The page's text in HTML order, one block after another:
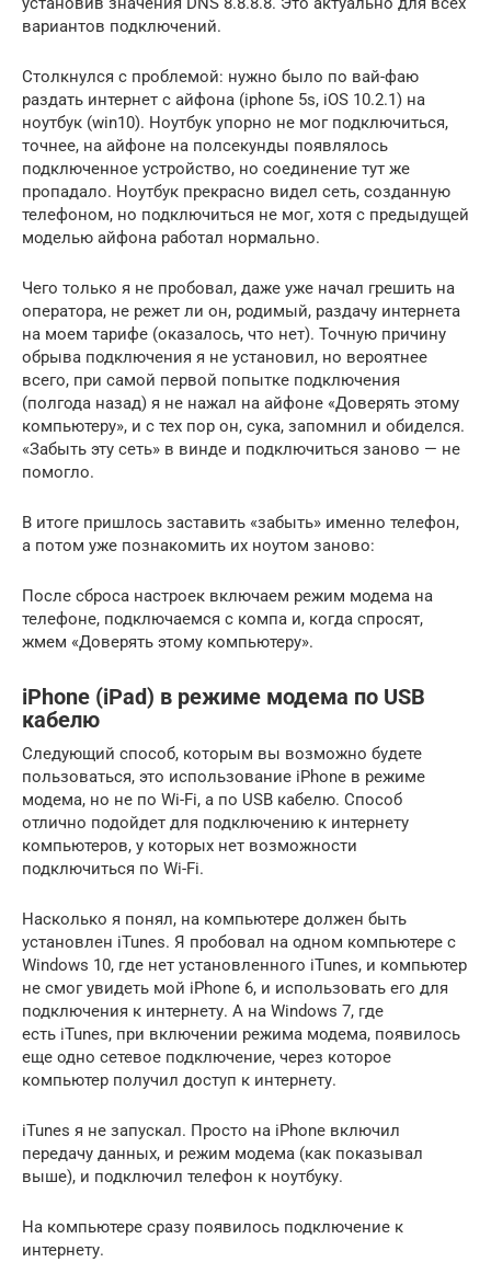
вариантов подключений.
Столкнулся с проблемой: нужно было по вай-фаю
раздать интернет с айфона (iphone 5s, iOS 10.2.1) на
ноутбук (win10). Ноутбук упорно не мог подключиться,
точнее, на айфоне на полсекунды появлялось
подключенное устройство, но соединение тут же
пропадало. Ноутбук прекрасно видел сеть, созданную
телефоном, но подключиться не мог, хотя с предыдущей
моделью айфона работал нормально.
Чего только я не пробовал, даже уже начал грешить на
оператора, не режет ли он, родимый, раздачу интернета
на моем тарифе (оказалось, что нет). Точную причину
обрыва подключения я не установил, но вероятнее
всего, при самой первой попытке подключения
(полгода назад) я не нажал на айфоне «Доверять этому
компьютеру», и с тех пор он, сука, запомнил и обиделся.
«Забыть эту сеть» в винде и подключиться заново — не
помогло.
В итоге пришлось заставить «забыть» именно телефон,
а потом уже познакомить их ноутом заново:
После сброса настроек включаем режим модема на
телефоне, подключаемся с компа и, когда спросят,
жмем «Доверять этому компьютеру».
iPhone (iPad) в режиме модема по USB
кабелю
Следующий способ, которым вы возможно будете
пользоваться, это использование iPhone в режиме
модема, но не по Wi-Fi, а по USB кабелю. Способ
отлично подойдет для подключению к интернету
компьютеров, у которых нет возможности
подключиться по Wi-Fi.
Насколько я понял, на компьютере должен быть
установлен iTunes. Я пробовал на одном компьютере с
Windows 10, где нет установленного iTunes, и компьютер
не смог увидеть мой iPhone 6, и использовать его для
подключения к интернету. А на Windows 7, где
есть iTunes, при включении режима модема, появилось
еще одно сетевое подключение, через которое
компьютер получил доступ к интернету.
iTunes я не запускал. Просто на iPhone включил
передачу данных, и режим модема (как показывал
выше), и подключил телефон к ноутбуку.
На компьютере сразу появилось подключение к
интернету.